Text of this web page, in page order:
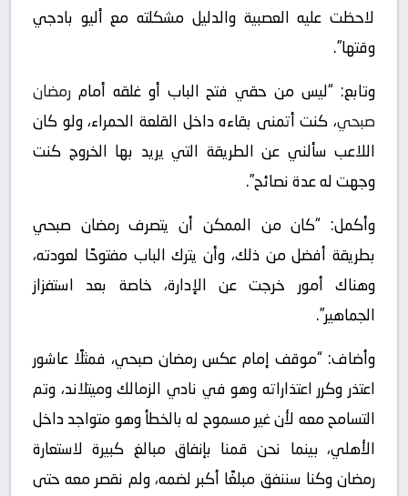
لاحظت عليه العصبية والدليل مشكلته مع أليو بادجي
وقتها”.
وتابع: “ليس من حقي فتح الباب أو غلقه أمام رمضان
صبحي، كنت أتمنى بقاءه داخل القلعة الحمراء، ولو كان
اللاعب سألني عن الطريقة التي يريد بها الخروج كنت
وجهت له عدة نصائح”.
وأكمل: “كان من الممكن أن يتصرف رمضان صبحي
بطريقة أفضل من ذلك، وأن يترك الباب مفتوحًا لعودته،
وهناك أمور خرجت عن الإدارة، خاصة بعد استفزاز
الجماهير”.
وأضاف: “موقف إمام عكس رمضان صبحي، فمثلًا عاشور
اعتذر وكرر اعتذاراته وهو في نادي الزمالك وميتلاند، وتم
التسامح معه لأن غير مسموح له بالخطأ وهو متواجد داخل
الأهلي، بينما نحن قمنا بإنفاق مبالغ كبيرة لاستعارة
رمضان وكنا سننفق مبلغًا أكبر لضمه، ولم نقصر معه حتى